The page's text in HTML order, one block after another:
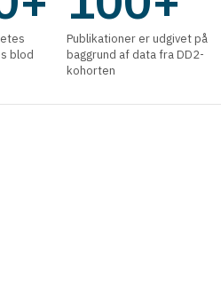
blod
Publikationer er udgivet på
baggrund af data fra DD2-
kohorten